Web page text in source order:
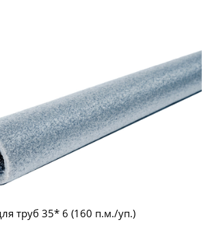
труб 35* 6 (160 п.м./уп.)